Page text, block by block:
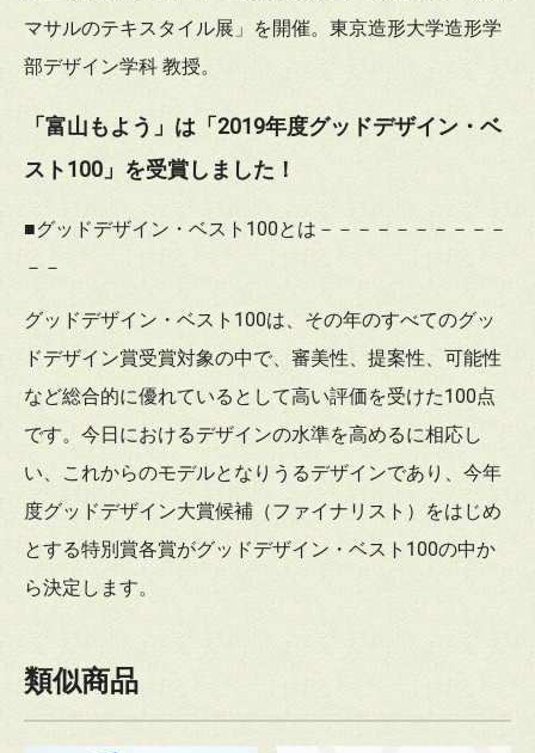
マサルのテキスタイル展」を開催。東京造形大学造形学
部デザイン学科 教授。
「富山もよう」は「2019年度グッドデザイン・ベ
スト100」を受賞しました！
■グッドデザイン・ベスト100とは－－－－－－－－－－
－－
グッドデザイン・ベスト100は、その年のすべてのグッ
ドデザイン賞受賞対象の中で、審美性、提案性、可能性
など総合的に優れているとして高い評価を受けた100点
です。今日におけるデザインの水準を高めるに相応し
い、これからのモデルとなりうるデザインであり、今年
度グッドデザイン大賞候補（ファイナリスト）をはじめ
とする特別賞各賞がグッドデザイン・ベスト100の中か
ら決定します。
類似商品